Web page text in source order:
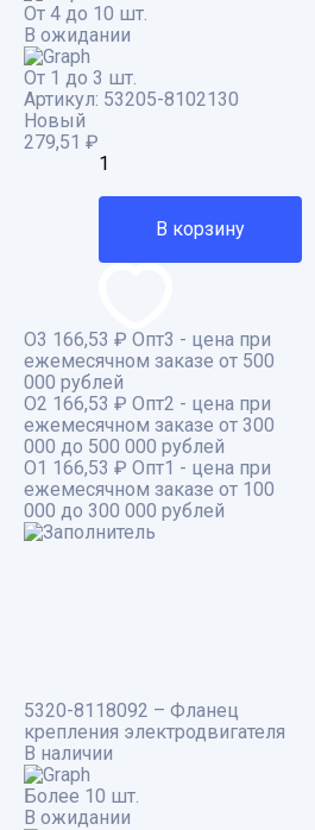
От 4 до 10 шт.
В ожидании
От 1 до 3 шт.
Артикул: 53205-8102130
Новый
279,51 ₽
В корзину
О3 166,53 ₽ Опт3 - цена при
ежемесячном заказе от 500
000 рублей
О2 166,53 ₽ Опт2 - цена при
ежемесячном заказе от 300
000 до 500 000 рублей
О1 166,53 ₽ Опт1 - цена при
ежемесячном заказе от 100
000 до 300 000 рублей
5320-8118092 – Фланец
крепления электродвигателя
В наличии
Более 10 шт.
В ожидании